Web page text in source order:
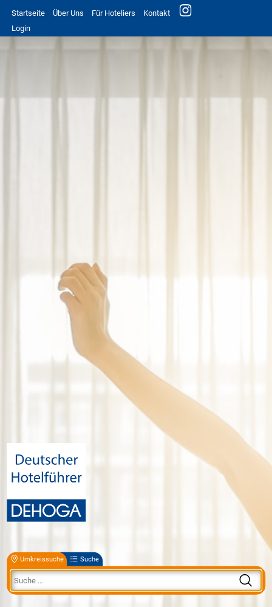
Startseite Über Uns Für Hoteliers
Kontakt
Login
Umkreissuche Suche